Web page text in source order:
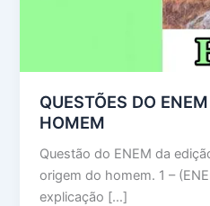
QUESTÕES DO
HOMEM
Questão do ENEM da
origem do homem. 1 –
explicação […]